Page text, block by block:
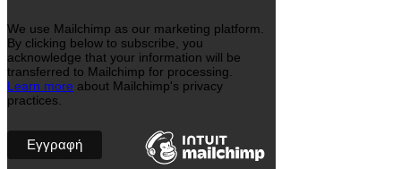
We use Mailchimp as our marketing platform.
By clicking below to subscribe, you
acknowledge that your information will be
transferred to Mailchimp for processing.
Learn more about Mailchimp's privacy
practices.